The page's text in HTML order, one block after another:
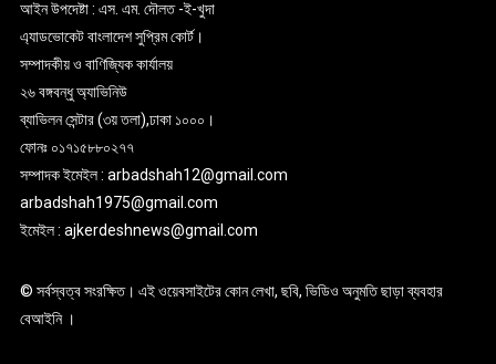
আইন উপদেষ্টা : এস. এম. দৌলত -ই-খুদা
এ্যাডভোকেট বাংলাদেশ সুপ্রিম কোর্ট।
সম্পাদকীয় ও বাণিজ্যিক কার্যালয়
২৬ বঙ্গবন্ধু অ্যাভিনিউ
ব্যাভিলন সেন্টার (৩য় তলা),ঢাকা ১০০০।
ফোনঃ ০১৭১৫৮৮০২৭৭
সম্পাদক ইমেইল : arbadshah12@gmail.com
arbadshah1975@gmail.com
ইমেইল : ajkerdeshnews@gmail.com
© সর্বস্বত্ব সংরক্ষিত। এই ওয়েবসাইটের কোন লেখা, ছবি, ভিডিও অনুমতি ছাড়া ব্যবহার
বেআইনি ।